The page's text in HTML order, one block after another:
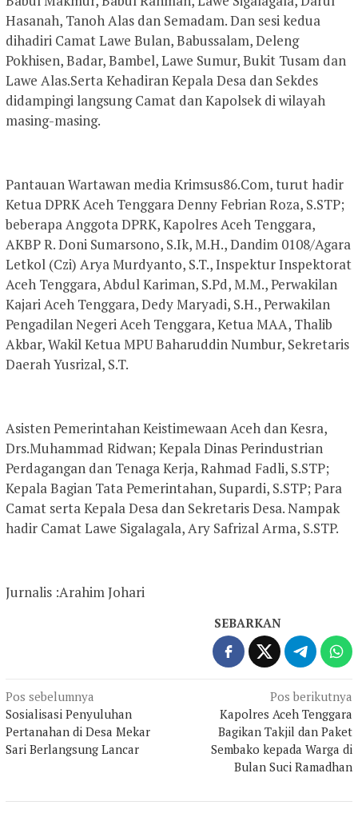
Hasanah, Tanoh Alas dan Semadam. Dan sesi kedua
dihadiri Camat Lawe Bulan, Babussalam, Deleng
Pokhisen, Badar, Bambel, Lawe Sumur, Bukit Tusam dan
Lawe Alas.Serta Kehadiran Kepala Desa dan Sekdes
didampingi langsung Camat dan Kapolsek di wilayah
masing-masing.
Pantauan Wartawan media Krimsus86.Com, turut hadir
Ketua DPRK Aceh Tenggara Denny Febrian Roza, S.STP;
beberapa Anggota DPRK, Kapolres Aceh Tenggara,
AKBP R. Doni Sumarsono, S.Ik, M.H., Dandim 0108/Agara
Letkol (Czi) Arya Murdyanto, S.T., Inspektur Inspektorat
Aceh Tenggara, Abdul Kariman, S.Pd, M.M., Perwakilan
Kajari Aceh Tenggara, Dedy Maryadi, S.H., Perwakilan
Pengadilan Negeri Aceh Tenggara, Ketua MAA, Thalib
Akbar, Wakil Ketua MPU Baharuddin Numbur, Sekretaris
Daerah Yusrizal, S.T.
Asisten Pemerintahan Keistimewaan Aceh dan Kesra,
Drs.Muhammad Ridwan; Kepala Dinas Perindustrian
Perdagangan dan Tenaga Kerja, Rahmad Fadli, S.STP;
Kepala Bagian Tata Pemerintahan, Supardi, S.STP; Para
Camat serta Kepala Desa dan Sekretaris Desa. Nampak
hadir Camat Lawe Sigalagala, Ary Safrizal Arma, S.STP.
Jurnalis :Arahim Johari
SEBARKAN
Navigasi
pos
Pos sebelumnya
Sosialisasi Penyuluhan
Pertanahan di Desa Mekar
Sari Berlangsung Lancar
Pos berikutnya
Kapolres Aceh Tenggara
Bagikan Takjil dan Paket
Sembako kepada Warga di
Bulan Suci Ramadhan